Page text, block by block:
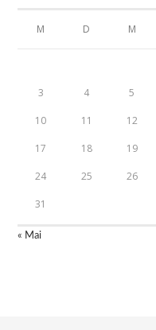
M D M
3 4 5
10 11 12
17 18 19
24 25 26
31
« Mai